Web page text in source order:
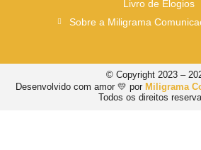
Livro de Elogios
Sobre a Miligrama
© Copyright 2023 –
Desenvolvido com amor 💛 por Miligrama
Todos os direitos